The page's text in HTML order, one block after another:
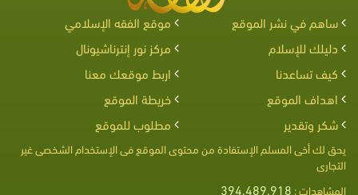
ساهم في نشر الموقع
موقع الفقه الإسلامي
دليلك للإسلام
مركز نور إنترناشيونال
كيف تساعدنا
اربط موقعك معنا
اهداف الموقع
خريطة الموقع
شكر وتقدير
مطلوب للموقع
يحق لك أخى المسلم الإستفادة من محتوى الموقع فى الإستخدام الشخصى غير
التجارى
المشاهدات : 394,489,918